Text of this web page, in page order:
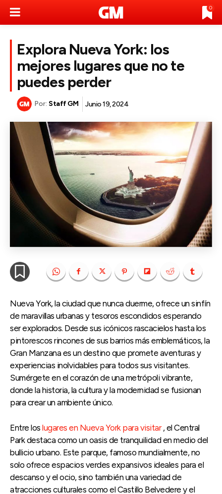
0
Explora Nueva York: los
mejores lugares que no te
puedes perder
Por: Staff GM Junio 19, 2024
Nueva York, la ciudad que nunca duerme, ofrece un sinfín
de maravillas urbanas y tesoros escondidos esperando
ser explorados. Desde sus icónicos rascacielos hasta los
pintorescos rincones de sus barrios más emblemáticos, la
Gran Manzana es un destino que promete aventuras y
experiencias inolvidables para todos sus visitantes.
Sumérgete en el corazón de una metrópoli vibrante,
donde la historia, la cultura y la modernidad se fusionan
para crear un ambiente único.
Entre los lugares en Nueva York para visitar, el Central
Park destaca como un oasis de tranquilidad en medio del
bullicio urbano. Este parque, famoso mundialmente, no
solo ofrece espacios verdes expansivos ideales para el
descanso y el ocio, sino también una variedad de
atracciones culturales como el Castillo Belvedere y el